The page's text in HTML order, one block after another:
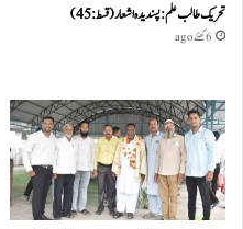
تحریک طالب علم: پسندیدہ اشعار (قسط:45)
6 گھنٹے ago